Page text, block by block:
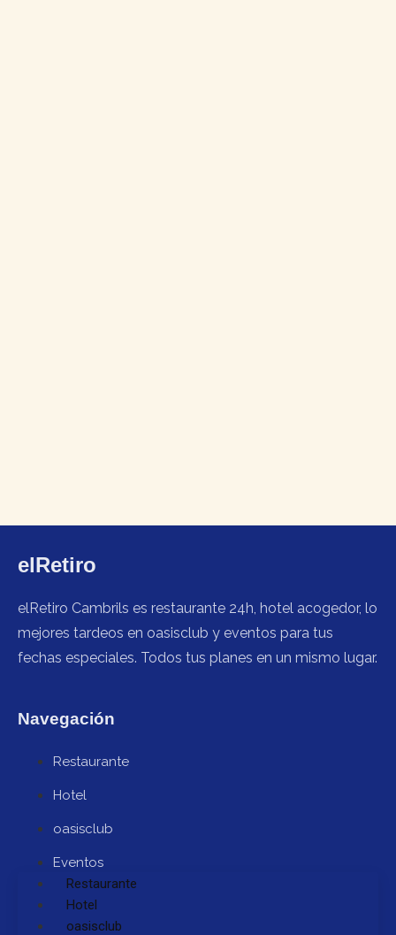
elRetiro
elRetiro Cambrils es restaurante 24h, hotel acogedor, lo
mejores tardeos en oasisclub y eventos para tus
fechas especiales. Todos tus planes en un mismo lugar.
Navegación
Restaurante
Hotel
oasisclub
Eventos
Restaurante
Hotel
oasisclub